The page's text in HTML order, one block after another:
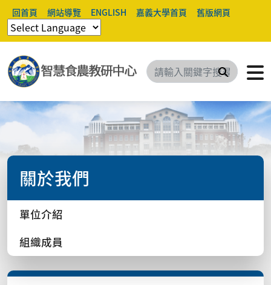
回首頁 網站導覽 ENGLISH 嘉義大學首頁 舊版網頁
搜尋
關於我們
單位介紹
組織成員